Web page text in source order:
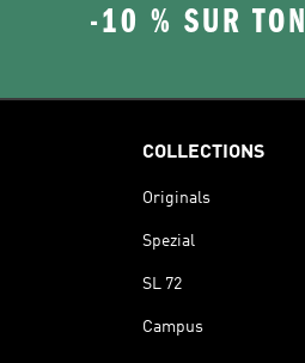
-10 % SUR
COLLECTIONS
Originals
Spezial
SL 72
Campus